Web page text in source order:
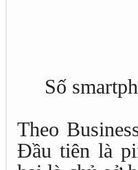
Số
Theo
Đầu tiên là